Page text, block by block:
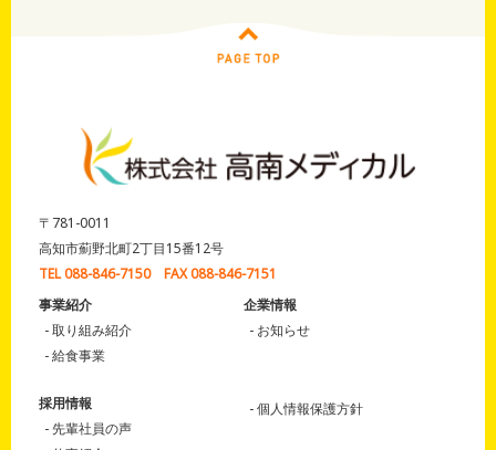
〒781-0011
高知市薊野北町2丁目15番12号
TEL 088-846-7150 FAX 088-846-7151
事業紹介
取り組み紹介
給食事業
企業情報
お知らせ
採用情報
先輩社員の声
個人情報保護方針